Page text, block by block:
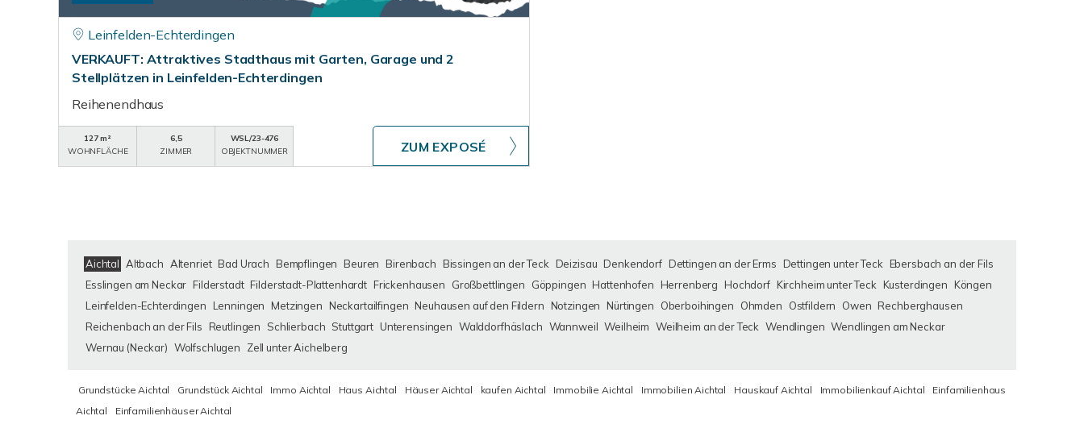
Leinfelden-Echterdingen
VERKAUFT: Attraktives Stadthaus mit Garten, Garage und 2
Stellplätzen in Leinfelden-Echterdingen
Reihenendhaus
127 m²
WOHNFLÄCHE
6,5
ZIMMER
WSL/23-476
OBJEKTNUMMER
ZUM EXPOSÉ
Aichtal Altbach Altenriet Bad Urach Bempflingen Beuren Birenbach Bissingen an der Teck Deizisau Denkendorf Dettingen an der Erms Dettingen unter Teck
Ebersbach an der Fils
Esslingen am Neckar Filderstadt Filderstadt-Plattenhardt Frickenhausen Großbettlingen Göppingen Hattenhofen Herrenberg Hochdorf Kirchheim unter Teck Kusterdingen
Köngen
Leinfelden-Echterdingen
Lenningen Metzingen Neckartailfingen Neuhausen auf den Fildern Notzingen Nürtingen Oberboihingen Ohmden Ostfildern Owen Rechberghausen
Reichenbach an der Fils
Reutlingen Schlierbach Stuttgart Unterensingen Walddorfhäslach Wannweil Weilheim Weilheim an der Teck Wendlingen Wendlingen am Neckar
Wernau (Neckar) Wolfschlugen Zell unter Aichelberg
Grundstücke Aichtal Grundstück Aichtal Immo Aichtal Haus Aichtal Häuser Aichtal kaufen Aichtal Immobilie Aichtal Immobilien Aichtal Hauskauf Aichtal Immobilienkauf Aichtal
Einfamilienhaus
Aichtal
Einfamilienhäuser Aichtal